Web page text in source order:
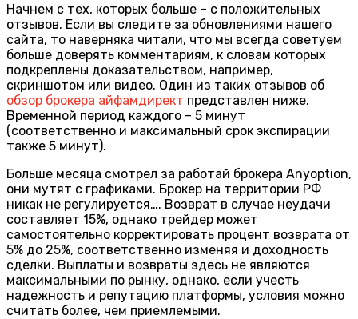
Начнем с тех, которых больше – с положительных
отзывов. Если вы следите за обновлениями нашего
сайта, то наверняка читали, что мы всегда советуем
больше доверять комментариям, к словам которых
подкреплены доказательством, например,
скриншотом или видео. Один из таких отзывов об
обзор брокера айфамдирект представлен ниже.
Временной период каждого – 5 минут
(соответственно и максимальный срок экспирации
также 5 минут).
Больше месяца смотрел за работай брокера Anyoption,
они мутят с графиками. Брокер на территории РФ
никак не регулируется…. Возврат в случае неудачи
составляет 15%, однако трейдер может
самостоятельно корректировать процент возврата от
5% до 25%, соответственно изменяя и доходность
сделки. Выплаты и возвраты здесь не являются
максимальными по рынку, однако, если учесть
надежность и репутацию платформы, условия можно
считать более, чем приемлемыми.